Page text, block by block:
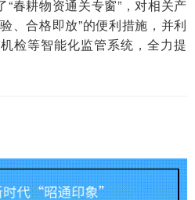
春耕物资通关专窗”，对相关产
、合格即放”的便利措施，并利
检等智能化监管系统，全力提